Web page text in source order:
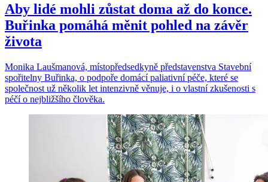
Aby lidé mohli zůstat doma až do konce.
Buřinka pomáhá měnit pohled na závěr
života
Monika Laušmanová, místopředsedkyně představenstva Stavební
spořitelny Buřinka, o podpoře domácí paliativní péče, které se
společnost už několik let intenzivně věnuje, i o vlastní zkušenosti s
péčí o nejbližšího člověka.